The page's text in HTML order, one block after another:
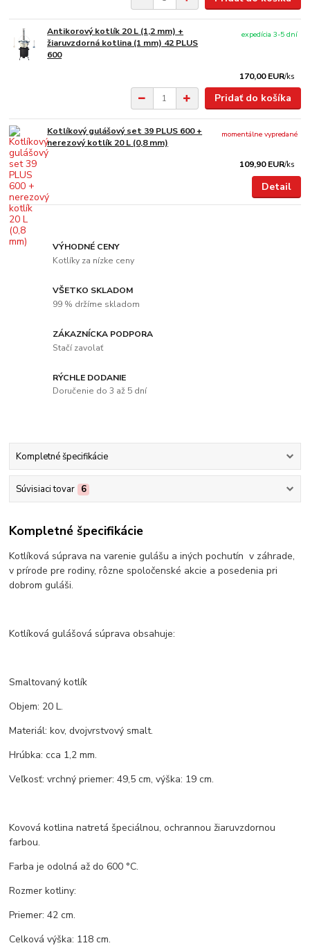
Antikorový kotlík 20 L (1,2 mm) +
žiaruvzdorná kotlina (1 mm) 42 PLUS
600
170,00 EUR/ks
expedícia 3-5 dní
Pridať do košíka
Kotlíkový gulášový set 39 PLUS 600 +
nerezový kotlík 20 L (0,8 mm)
109,90 EUR/ks
momentálne vypredané
Detail
VÝHODNÉ CENY
Kotlíky za nízke ceny
VŠETKO SKLADOM
99 % držíme skladom
ZÁKAZNÍCKA PODPORA
Stačí zavolať
RÝCHLE DODANIE
Doručenie do 3 až 5 dní
Kompletné špecifikácie
Súvisiaci tovar 6
Kompletné špecifikácie
Kotlíková súprava na varenie gulášu a iných pochutín v záhrade,
v prírode pre rodiny, rôzne spoločenské akcie a posedenia pri
dobrom guláši.
Kotlíková gulášová súprava obsahuje:
Smaltovaný kotlík
Objem: 20 L.
Materiál: kov, dvojvrstvový smalt.
Hrúbka: cca 1,2 mm.
Veľkosť: vrchný priemer: 49,5 cm, výška: 19 cm.
Kovová kotlina natretá špeciálnou, ochrannou žiaruvzdornou
farbou.
Farba je odolná až do 600 °C.
Rozmer kotliny:
Priemer: 42 cm.
Celková výška: 118 cm.